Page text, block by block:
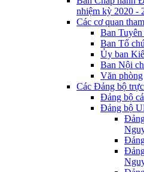
nhiệm kỳ 2020 -
Các cơ quan
Ban
Ban Tổ
Ủy ban
Ban Nội
Văn phòng
Các Đảng bộ
Đảng bộ
Đảng bộ